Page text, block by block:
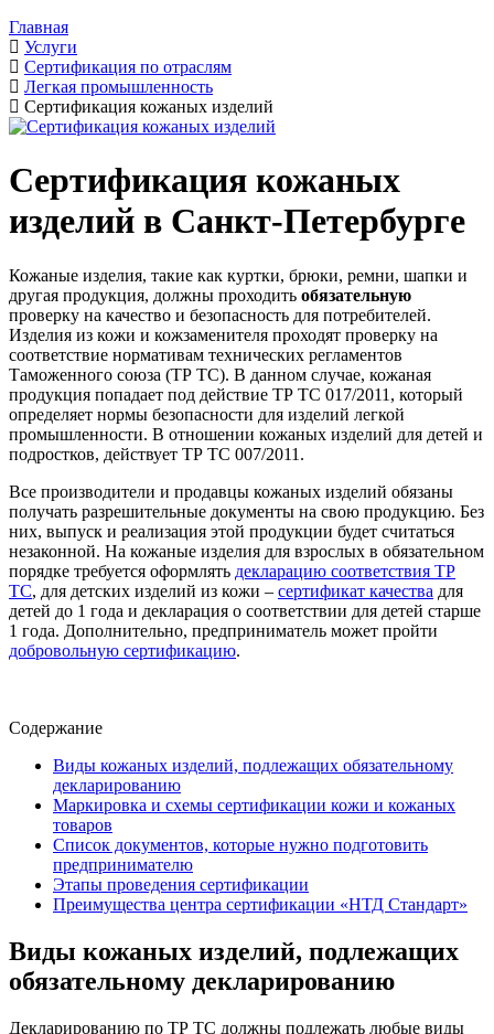
Главная
Услуги
Сертификация по отраслям
Легкая промышленность
Сертификация кожаных изделий
Сертификация кожаных
изделий в Санкт-Петербурге
Кожаные изделия, такие как куртки, брюки, ремни, шапки и
другая продукция, должны проходить обязательную
проверку на качество и безопасность для потребителей.
Изделия из кожи и кожзаменителя проходят проверку на
соответствие нормативам технических регламентов
Таможенного союза (ТР ТС). В данном случае, кожаная
продукция попадает под действие ТР ТС 017/2011, который
определяет нормы безопасности для изделий легкой
промышленности. В отношении кожаных изделий для детей и
подростков, действует ТР ТС 007/2011.
Все производители и продавцы кожаных изделий обязаны
получать разрешительные документы на свою продукцию. Без
них, выпуск и реализация этой продукции будет считаться
незаконной. На кожаные изделия для взрослых в обязательном
порядке требуется оформлять декларацию соответствия ТР
ТС, для детских изделий из кожи – сертификат качества для
детей до 1 года и декларация о соответствии для детей старше
1 года. Дополнительно, предприниматель может пройти
добровольную сертификацию.
Содержание
Виды кожаных изделий, подлежащих обязательному
декларированию
Маркировка и схемы сертификации кожи и кожаных
товаров
Список документов, которые нужно подготовить
предпринимателю
Этапы проведения сертификации
Преимущества центра сертификации «НТД Стандарт»
Виды кожаных изделий, подлежащих
обязательному декларированию
Декларированию по ТР ТС должны подлежать любые виды